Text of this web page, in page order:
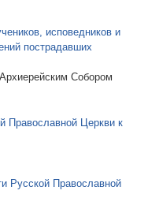
исповедников и
пострадавших
Собором
Православной Церкви к
Русской Православной